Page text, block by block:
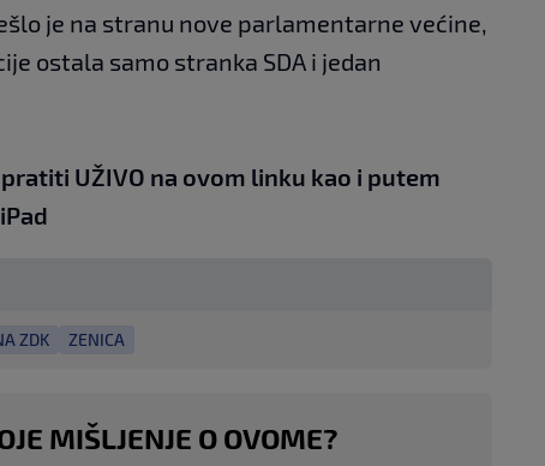
je na stranu nove parlamentarne većine,
ostala samo stranka SDA i jedan
UŽIVO na ovom linku kao i putem
ZDK ZENICA
MIŠLJENJE O OVOME?